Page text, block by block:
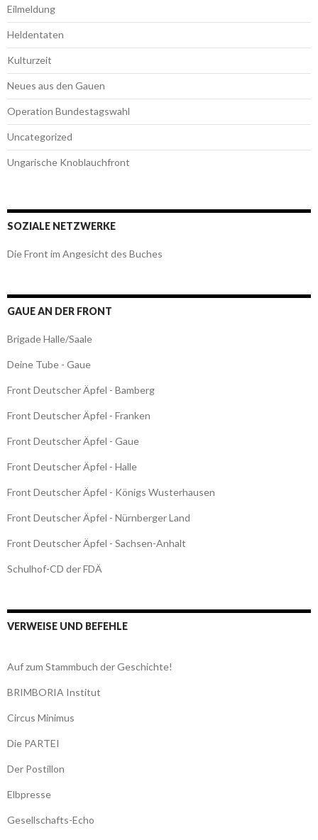
Eilmeldung
Heldentaten
Kulturzeit
Neues aus den Gauen
Operation Bundestagswahl
Uncategorized
Ungarische Knoblauchfront
SOZIALE NETZWERKE
Die Front im Angesicht des Buches
GAUE AN DER FRONT
Brigade Halle/Saale
Deine Tube - Gaue
Front Deutscher Äpfel - Bamberg
Front Deutscher Äpfel - Franken
Front Deutscher Äpfel - Gaue
Front Deutscher Äpfel - Halle
Front Deutscher Äpfel - Königs Wusterhausen
Front Deutscher Äpfel - Nürnberger Land
Front Deutscher Äpfel - Sachsen-Anhalt
Schulhof-CD der FDÄ
VERWEISE UND BEFEHLE
Auf zum Stammbuch der Geschichte!
BRIMBORIA Institut
Circus Minimus
Die PARTEI
Der Postillon
Elbpresse
Gesellschafts-Echo